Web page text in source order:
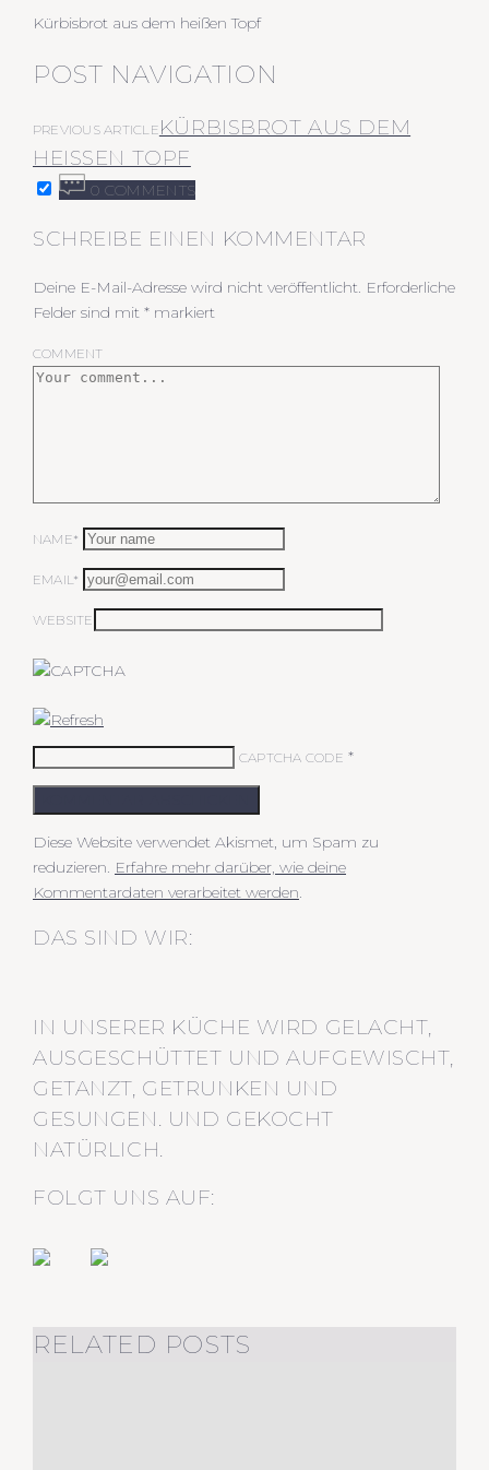
Kürbisbrot aus dem heißen Topf
POST NAVIGATION
PREVIOUS ARTICLE KÜRBISBROT AUS DEM
HEISSEN TOPF
0 COMMENTS
SCHREIBE EINEN KOMMENTAR
Deine E-Mail-Adresse wird nicht veröffentlicht. Erforderliche
Felder sind mit * markiert
COMMENT
NAME*
EMAIL*
WEBSITE
CAPTCHA CODE *
Diese Website verwendet Akismet, um Spam zu
reduzieren. Erfahre mehr darüber, wie deine
Kommentardaten verarbeitet werden.
DAS SIND WIR:
IN UNSERER KÜCHE WIRD GELACHT,
AUSGESCHÜTTET UND AUFGEWISCHT,
GETANZT, GETRUNKEN UND
GESUNGEN. UND GEKOCHT
NATÜRLICH.
FOLGT UNS AUF:
RELATED POSTS